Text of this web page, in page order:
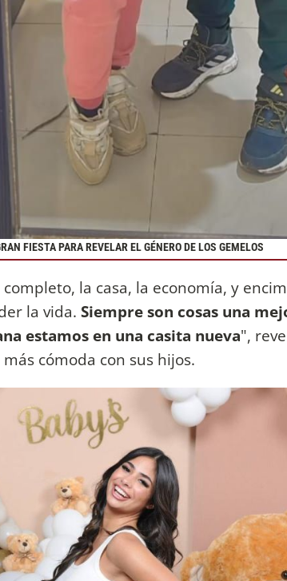
FIESTA PARA REVELAR EL GÉNERO DE LOS GEMELOS
la casa, la economía, y
la vida. Siempre son cosas una
estamos en una casita nueva",
cómoda con sus hijos.